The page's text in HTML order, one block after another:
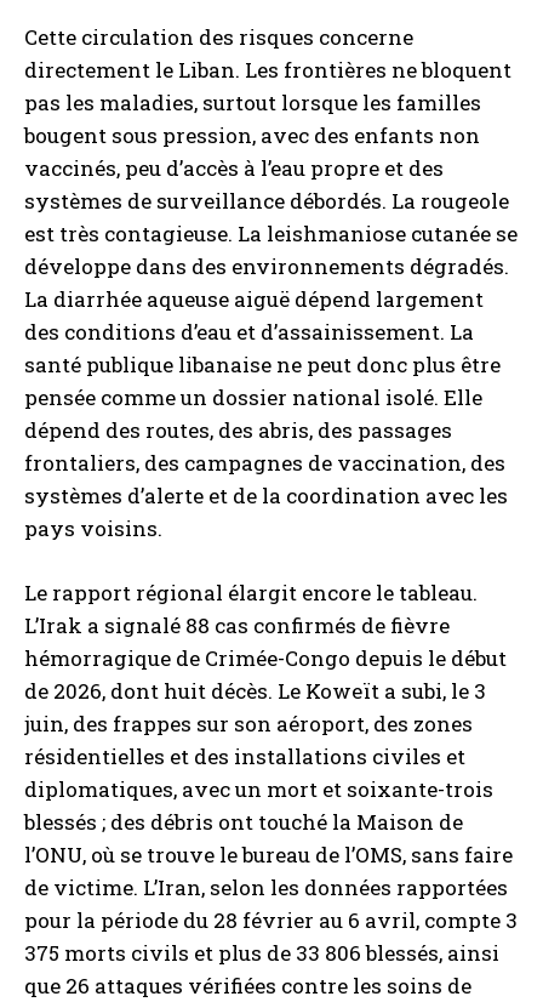
Cette circulation des risques concerne
directement le Liban. Les frontières ne bloquent
pas les maladies, surtout lorsque les familles
bougent sous pression, avec des enfants non
vaccinés, peu d’accès à l’eau propre et des
systèmes de surveillance débordés. La rougeole
est très contagieuse. La leishmaniose cutanée se
développe dans des environnements dégradés.
La diarrhée aqueuse aiguë dépend largement
des conditions d’eau et d’assainissement. La
santé publique libanaise ne peut donc plus être
pensée comme un dossier national isolé. Elle
dépend des routes, des abris, des passages
frontaliers, des campagnes de vaccination, des
systèmes d’alerte et de la coordination avec les
pays voisins.
Le rapport régional élargit encore le tableau.
L’Irak a signalé 88 cas confirmés de fièvre
hémorragique de Crimée-Congo depuis le début
de 2026, dont huit décès. Le Koweït a subi, le 3
juin, des frappes sur son aéroport, des zones
résidentielles et des installations civiles et
diplomatiques, avec un mort et soixante-trois
blessés ; des débris ont touché la Maison de
l’ONU, où se trouve le bureau de l’OMS, sans faire
de victime. L’Iran, selon les données rapportées
pour la période du 28 février au 6 avril, compte 3
375 morts civils et plus de 33 806 blessés, ainsi
que 26 attaques vérifiées contre les soins de